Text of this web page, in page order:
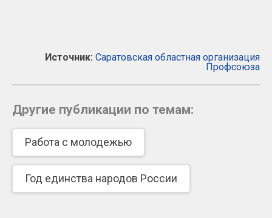
Источник: Саратовская областная организация
Профсоюза
Другие публикации по темам:
Работа с молодежью
Год единства народов России